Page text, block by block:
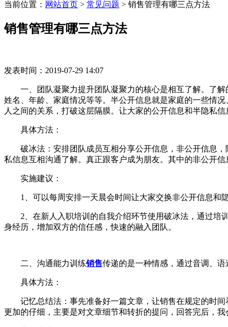
当前位置： 网站首页 > 常见问题 > 销售管理有哪三点方法
销售管理有哪三点方法
发表时间：2019-07-29 14:07
一、团队凝聚力提升团队凝聚力的核心是相互了解。了解
姓名、年龄、家庭情况等等。半公开信息就是家庭的一些情
人之间的关系，打破这层隔膜。让大家的公开信息和半隐私
具体方法：
破冰法：安排团队成员互相分享公开信息，非公开信息，
私信息互相沟通了解。真正跟客户成为朋友。其中的非公开
实施建议：
1、可以每周安排一天晨会时间让大家交换非公开信息和
2、在新人入职培训的自我介绍环节使用破冰法，通过培训
身经历，增加双方的信任感，快速的融入团队。
二、沟通能力训练销售传递的是一种情感，通过音调、
具体方法：
记忆总结法：事先准备好一篇文章，让销售在规定的时间
更加的仔细，主要是对文章细节和转折的提问，回答完后，